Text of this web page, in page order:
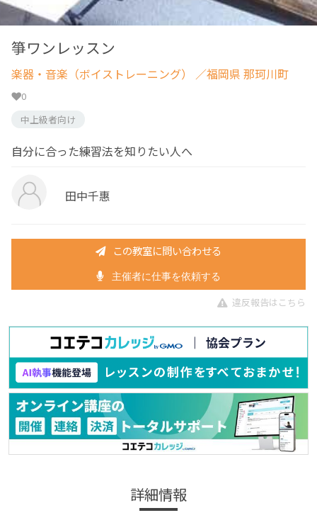
箏ワンレッスン
楽器・音楽（ボイストレーニング） ／福岡県 那珂川町
0
中上級者向け
自分に合った練習法を知りたい人へ
田中千惠
この教室に問い合わせる
主催者に仕事を依頼する
違反報告はこちら
詳細情報